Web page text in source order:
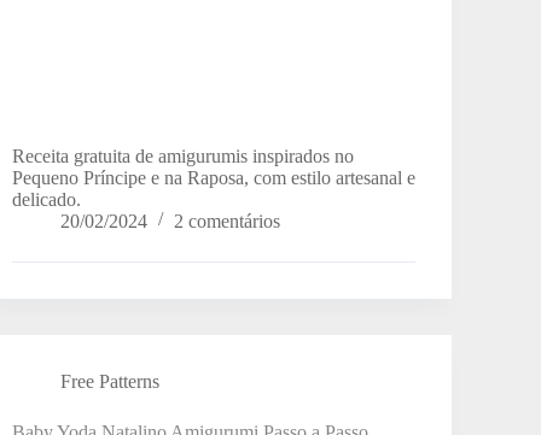
Receita gratuita de amigurumis inspirados no
Pequeno Príncipe e na Raposa, com estilo artesanal e
delicado.
20/02/2024
2 comentários
Free Patterns